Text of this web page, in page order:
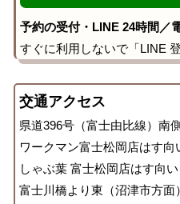
予約の受付・LINE 24時間／
すぐに利用しないで「LINE
交通アクセス
県道396号（富士由比線）南
ワークマン富士松岡店はす向
しゃぶ葉 富士松岡店はす向
富士川橋より東（沼津市方面